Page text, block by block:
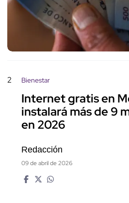
2 Bienestar
Internet gratis en
instalará más de 9
en 2026
Redacción
09 de abril de 2026